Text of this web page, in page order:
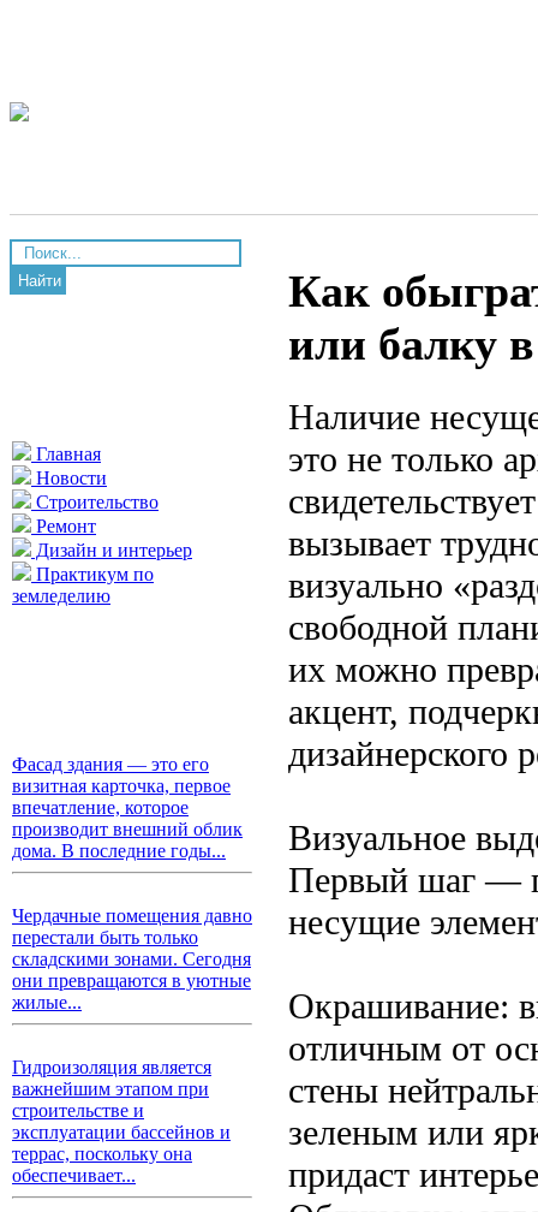
Найти
Главная
Новости
Строительство
Ремонт
Дизайн и интерьер
Практикум по
земледелию
Фасад здания — это его
визитная карточка, первое
впечатление, которое
производит внешний облик
дома. В последние годы...
Чердачные помещения давно
перестали быть только
складскими зонами. Сегодня
они превращаются в уютные
жилые...
Гидроизоляция является
важнейшим этапом при
строительстве и
эксплуатации бассейнов и
террас, поскольку она
обеспечивает...
Как
или балку
Наличие
это не только
вызывает
визуально
свободной
их можно
акцент,
дизайнерского
Визуальное
Первый шаг —
несущие
Окрашивание:
отличным от
стены
зеленым или
придаст